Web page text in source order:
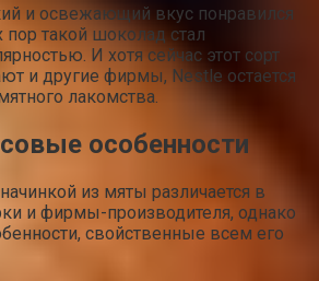
и освежающий вкус понравился
пор такой шоколад стал
И хотя сейчас этот сорт
и другие фирмы, Nestle остается
лакомства.
особенности
из мяты различается в
и фирмы-производителя, однако
свойственные всем его